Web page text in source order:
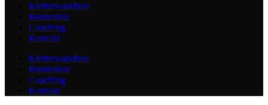
Kletterwandbau
Routenbau
Coaching
Kontakt
Kletterwandbau
Routenbau
Coaching
Kontakt